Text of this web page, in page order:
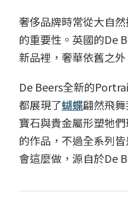
奢侈品牌時常從大自
的重要性。英國的De
新品裡，奢華依舊之
De Beers全新的
都展現了蝴蝶翩然飛
寶石與貴金屬形塑牠
的作品，不過全系列
會這麼做，源自於De